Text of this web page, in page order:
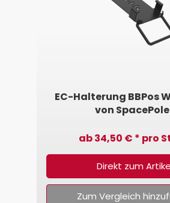
EC-Halterung BBPos
von
ab 34,50 € * pro
Direkt zum
Zum Vergleich